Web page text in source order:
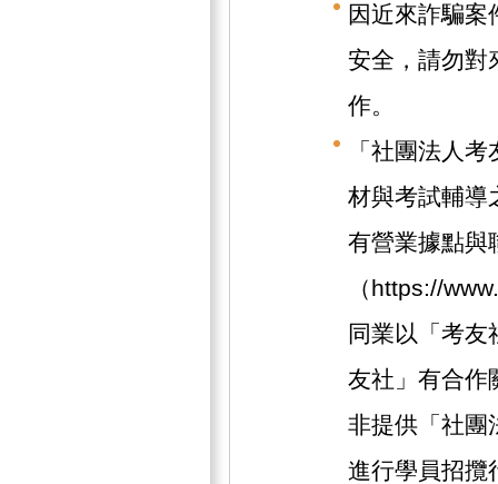
因近來詐騙案
安全，請勿對
作。
「社團法人
材與考試輔導
有營業據點與
（https://
同業以「考友
友社」有合作
非提供「社團
進行學員招攬